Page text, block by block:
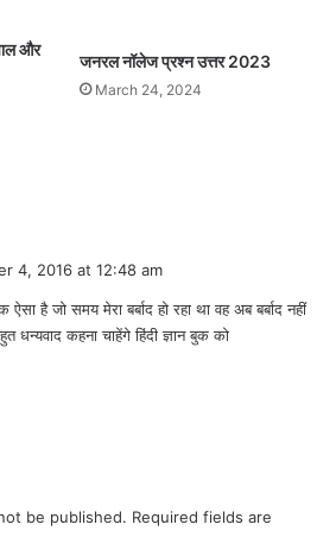
और
जनरल नॉलेज प्रश्न उत्तर 2023
March 24, 2024
4, 2016 at 12:48 am
ऐसा है जो समय मेरा बर्बाद हो रहा था वह अब बर्बाद नहीं
धन्यवाद कहना चाहेंगे हिंदी ज्ञान बुक को
be published. Required fields are